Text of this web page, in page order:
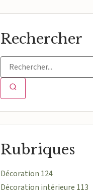
Rechercher
Rubriques
Décoration 124
Décoration intérieure 113